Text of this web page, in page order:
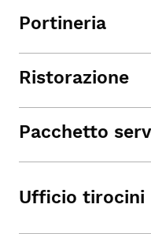
Portineria
Ristorazione
Pacchetto
Ufficio tirocini